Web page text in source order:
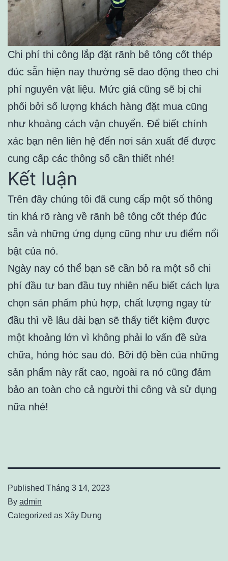
Chi phí thi công lắp đặt rãnh bê tông cốt thép
đúc sẵn hiện nay thường sẽ dao động theo chi
phí nguyên vật liệu. Mức giá cũng sẽ bị chi
phối bởi số lượng khách hàng đặt mua cũng
như khoảng cách vận chuyển. Để biết chính
xác bạn nên liên hệ đến nơi sản xuất để được
cung cấp các thông số cần thiết nhé!
Kết luận
Trên đây chúng tôi đã cung cấp một số thông
tin khá rõ ràng về rãnh bê tông cốt thép đúc
sẵn và những ứng dụng cũng như ưu điểm nổi
bật của nó.
Ngày nay có thể bạn sẽ cần bỏ ra một số chi
phí đầu tư ban đầu tuy nhiên nếu biết cách lựa
chọn sản phẩm phù hợp, chất lượng ngay từ
đầu thì về lâu dài bạn sẽ thấy tiết kiệm được
một khoảng lớn vì không phải lo vấn đề sửa
chữa, hỏng hóc sau đó. Bỡi độ bền của những
sản phẩm này rất cao, ngoài ra nó cũng đảm
bảo an toàn cho cả người thi công và sử dụng
nữa nhé!
Published Tháng 3 14, 2023
By admin
Categorized as Xây Dựng